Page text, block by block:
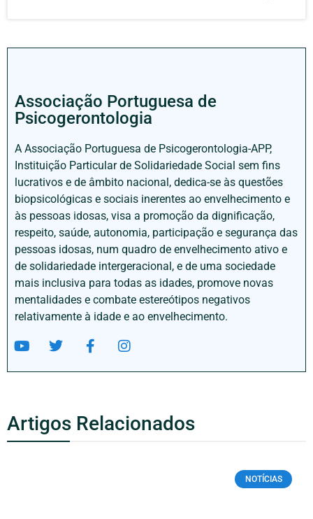
Associação Portuguesa de
Psicogerontologia
A Associação Portuguesa de Psicogerontologia-APP,
Instituição Particular de Solidariedade Social sem fins
lucrativos e de âmbito nacional, dedica-se às questões
biopsicológicas e sociais inerentes ao envelhecimento e
às pessoas idosas, visa a promoção da dignificação,
respeito, saúde, autonomia, participação e segurança das
pessoas idosas, num quadro de envelhecimento ativo e
de solidariedade intergeracional, e de uma sociedade
mais inclusiva para todas as idades, promove novas
mentalidades e combate estereótipos negativos
relativamente à idade e ao envelhecimento.
Artigos Relacionados
NOTÍCIAS